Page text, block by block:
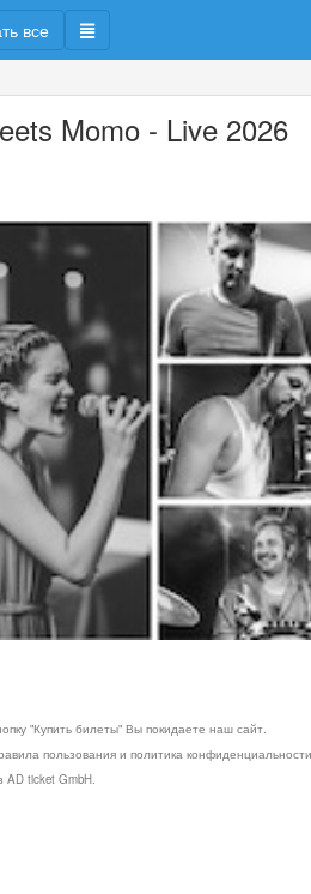
все
Momo - Live 2026
"Купить билеты" Вы покидаете наш сайт.
пользования и политика конфиденциальности.
ticket GmbH.